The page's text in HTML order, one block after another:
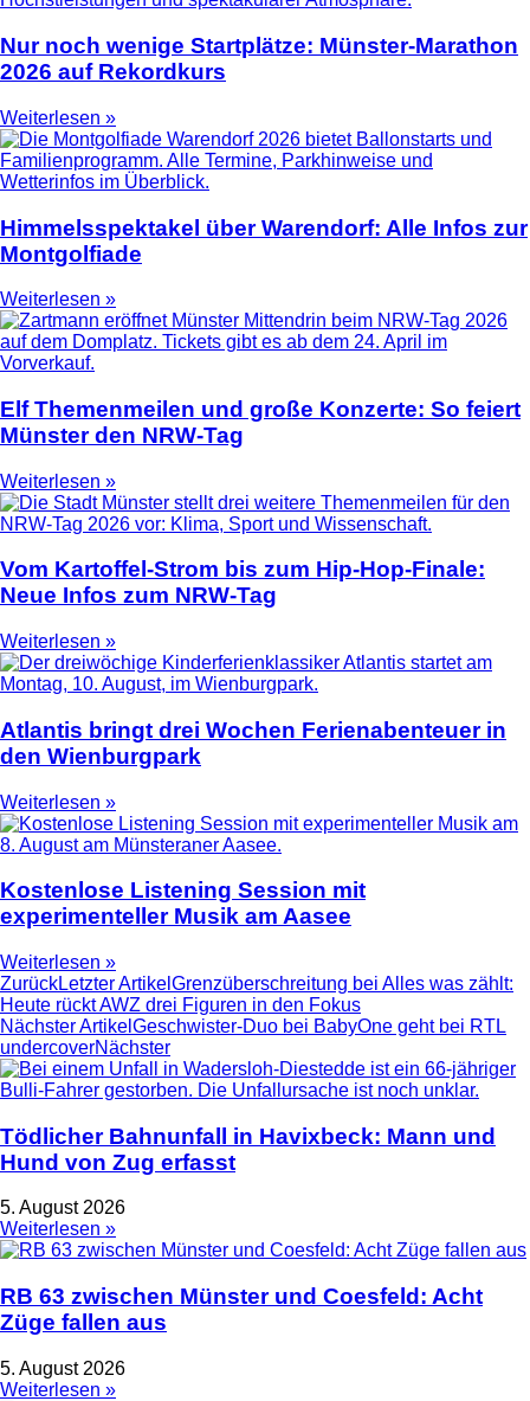
Nur noch wenige Startplätze: Münster-Marathon
2026 auf Rekordkurs
Weiterlesen »
Himmelsspektakel über Warendorf: Alle Infos zur
Montgolfiade
Weiterlesen »
Elf Themenmeilen und große Konzerte: So feiert
Münster den NRW-Tag
Weiterlesen »
Vom Kartoffel-Strom bis zum Hip-Hop-Finale:
Neue Infos zum NRW-Tag
Weiterlesen »
Atlantis bringt drei Wochen Ferienabenteuer in
den Wienburgpark
Weiterlesen »
Kostenlose Listening Session mit
experimenteller Musik am Aasee
Weiterlesen »
ZurückLetzter Artikel Grenzüberschreitung bei Alles was zählt:
Heute rückt AWZ drei Figuren in den Fokus
Nächster Artikel Geschwister-Duo bei BabyOne geht bei RTL
undercoverNächster
Tödlicher Bahnunfall in Havixbeck: Mann und
Hund von Zug erfasst
5. August 2026
Weiterlesen »
RB 63 zwischen Münster und Coesfeld: Acht
Züge fallen aus
5. August 2026
Weiterlesen »